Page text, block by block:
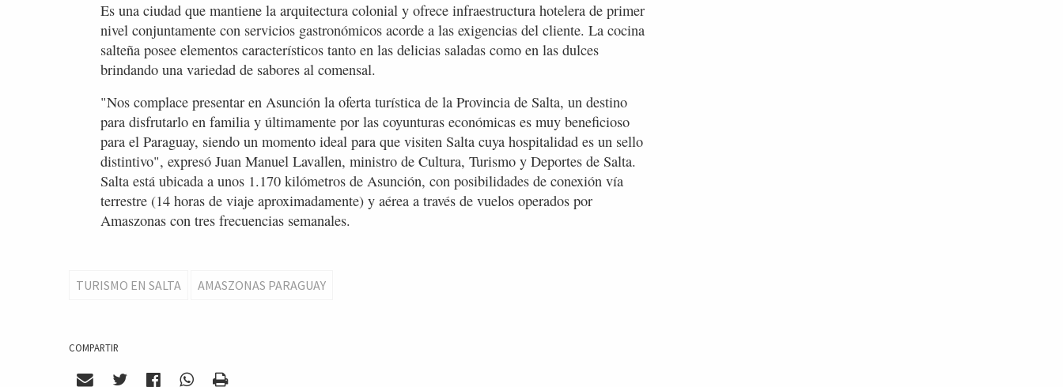
Es una ciudad que mantiene la arquitectura colonial y ofrece infraestructura hotelera de primer
nivel conjuntamente con servicios gastronómicos acorde a las exigencias del cliente. La cocina
salteña posee elementos característicos tanto en las delicias saladas como en las dulces
brindando una variedad de sabores al comensal.
"Nos complace presentar en Asunción la oferta turística de la Provincia de Salta, un destino
para disfrutarlo en familia y últimamente por las coyunturas económicas es muy beneficioso
para el Paraguay, siendo un momento ideal para que visiten Salta cuya hospitalidad es un sello
distintivo", expresó Juan Manuel Lavallen, ministro de Cultura, Turismo y Deportes de Salta.
Salta está ubicada a unos 1.170 kilómetros de Asunción, con posibilidades de conexión vía
terrestre (14 horas de viaje aproximadamente) y aérea a través de vuelos operados por
Amaszonas con tres frecuencias semanales.
TURISMO EN SALTA AMASZONAS PARAGUAY
COMPARTIR